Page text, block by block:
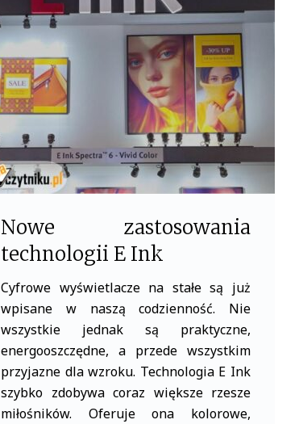
b
o
o
k
t
e
r
Nowe zastosowania
technologii E Ink
Cyfrowe wyświetlacze na stałe są już
wpisane w naszą codzienność. Nie
wszystkie jednak są praktyczne,
energooszczędne, a przede wszystkim
przyjazne dla wzroku. Technologia E Ink
szybko zdobywa coraz większe rzesze
miłośników. Oferuje ona kolorowe,